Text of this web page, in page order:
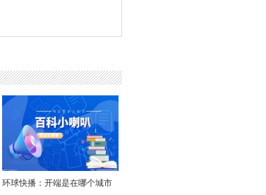
环球快播：开端是在哪个城市